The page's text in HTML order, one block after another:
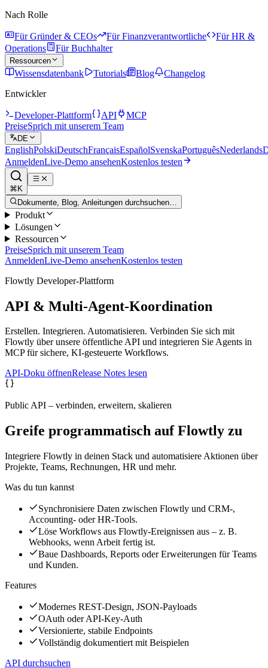
Nach Rolle
Für Gründer & CEOs Für Finanzverantwortliche
Für HR &
Operations
Für Buchhalter
Ressourcen
Wissensdatenbank Tutorials Blog
Changelog
Entwickler
Developer-Plattform API
MCP
PreiseSprich mit unserem Team
DE
EnglishPolskiDeutschFrançaisEspañolSvenskaPortuguêsNederlands
AnmeldenLive-Demo ansehenKostenlos testen
⌘K
Dokumente, Blog, Anleitungen durchsuchen…
Produkt
Lösungen
Ressourcen
PreiseSprich mit unserem Team
AnmeldenLive-Demo ansehenKostenlos testen
Flowtly Developer-Plattform
API & Multi-Agent-Koordination
Erstellen. Integrieren. Automatisieren. Verbinden Sie sich mit
Flowtly über unsere öffentliche API und integrieren Sie Agents in
MCP für sichere, KI-gesteuerte Workflows.
API-Doku öffnenRelease Notes lesen
Public API – verbinden, erweitern, skalieren
Greife programmatisch auf Flowtly zu
Integriere Flowtly in deinen Stack und automatisiere Aktionen über
Projekte, Teams, Rechnungen, HR und mehr.
Was du tun kannst
Synchronisiere Daten zwischen Flowtly und CRM-,
Accounting- oder HR-Tools.
Löse Workflows aus Flowtly-Ereignissen aus – z. B.
Webhooks, wenn Arbeit fertig ist.
Baue Dashboards, Reports oder Erweiterungen für Teams
und Kunden.
Features
Modernes REST-Design, JSON-Payloads
OAuth oder API-Key-Auth
Versionierte, stabile Endpoints
Vollständig dokumentiert mit Beispielen
API durchsuchen